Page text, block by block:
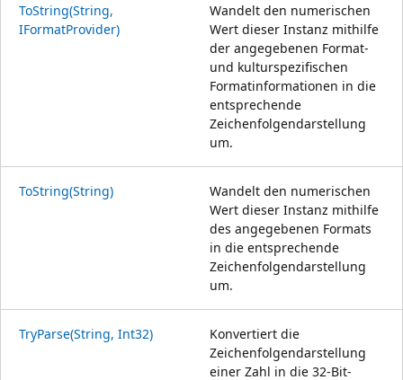
ToString(String,
IFormatProvider)
Wandelt den numerischen
Wert dieser Instanz mithilfe
der angegebenen Format-
und kulturspezifischen
Formatinformationen in die
entsprechende
Zeichenfolgendarstellung
um.
ToString(String)
Wandelt den numerischen
Wert dieser Instanz mithilfe
des angegebenen Formats
in die entsprechende
Zeichenfolgendarstellung
um.
TryParse(String, Int32)
Konvertiert die
Zeichenfolgendarstellung
einer Zahl in die 32-Bit-